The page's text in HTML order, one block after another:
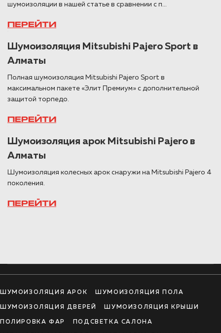
шумоизоляции в нашей статье в сравнении с п...
ПЕРЕЙТИ
Шумоизоляция Mitsubishi Pajero Sport в
Алматы
Полная шумоизоляция Mitsubishi Pajero Sport в
максимальном пакете «Элит Премиум» с дополнительной
защитой торпедо.
ПЕРЕЙТИ
Шумоизоляция арок Mitsubishi Pajero в
Алматы
Шумоизоляция колесных арок снаружи на Mitsubishi Pajero 4
поколения.
ПЕРЕЙТИ
ШУМОИЗОЛЯЦИЯ АРОК ШУМОИЗОЛЯЦИЯ ПОЛА
ШУМОИЗОЛЯЦИЯ ДВЕРЕЙ ШУМОИЗОЛЯЦИЯ КРЫШИ
ПОЛИРОВКА ФАР ПОДСВЕТКА САЛОНА